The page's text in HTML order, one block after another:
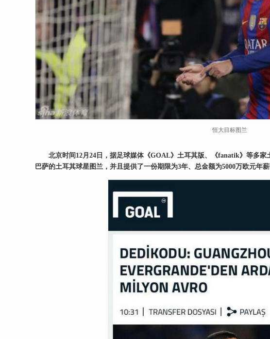
恒大目标图兰
北京时间12月24日，据足球媒体《GOAL》土耳其版、《fanatik》等多家
巴萨的土耳其球星图兰，并且提供了一份期限为3年、总金额为5000万欧元年薪